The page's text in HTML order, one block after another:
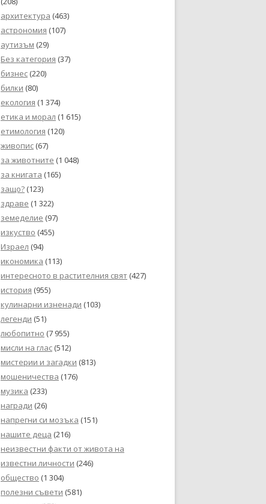
архитектура (463)
астрономия (107)
аутизъм (29)
Без категория (37)
бизнес (220)
билки (80)
екология (1 374)
етика и морал (1 615)
етимология (120)
живопис (67)
за животните (1 048)
за книгата (165)
защо? (123)
здраве (1 322)
земеделие (97)
изкуство (455)
Израел (94)
икономика (113)
интересното в растителния свят (427)
история (955)
кулинарни изненади (103)
легенди (51)
любопитно (7 955)
мисли на глас (512)
мистерии и загадки (813)
мошеничества (176)
музика (233)
награди (26)
напрегни си мозъка (151)
нашите деца (216)
неизвестни факти от живота на
известни личности (246)
общество (1 304)
полезни съвети (581)